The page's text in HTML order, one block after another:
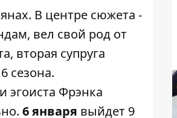
В центре сюжета -
вел свой род от
вторая супруга
сезона.
эгоиста Фрэнка
6 января выйдет 9